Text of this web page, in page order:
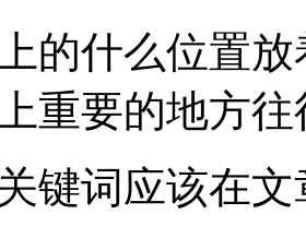
什么位置放
重要的地方
词应该在文